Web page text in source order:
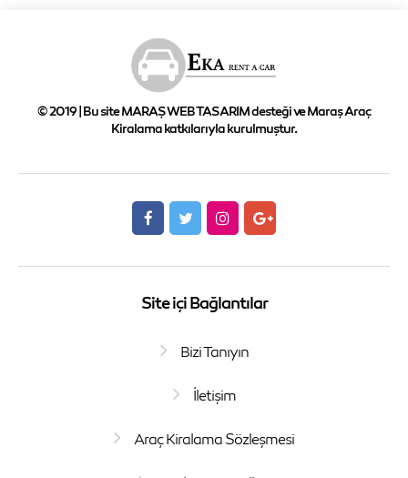
© 2019 | Bu site MARAŞ WEB TASARIM desteği ve Maraş Araç
Kiralama katkılarıyla kurulmuştur.
Site içi Bağlantılar
Bizi Tanıyın
İletişim
Araç Kiralama Sözleşmesi